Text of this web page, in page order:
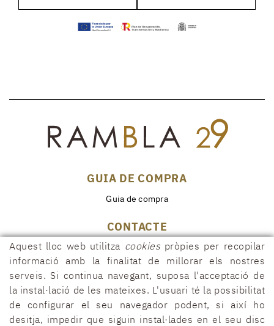
GUIA DE COMPRA
Guia de compra
CONTACTE
Rambla, 29
17600 FIGUERES (Girona)
972 50 00 07
690 91 26 40
rambla29@rambla29.com
Aquest lloc web utilitza cookies pròpies per recopilar
informació amb la finalitat de millorar els nostres
serveis. Si continua navegant, suposa l'acceptació de
la instal·lació de les mateixes. L'usuari té la possibilitat
de configurar el seu navegador podent, si així ho
desitja, impedir que siguin instal·lades en el seu disc